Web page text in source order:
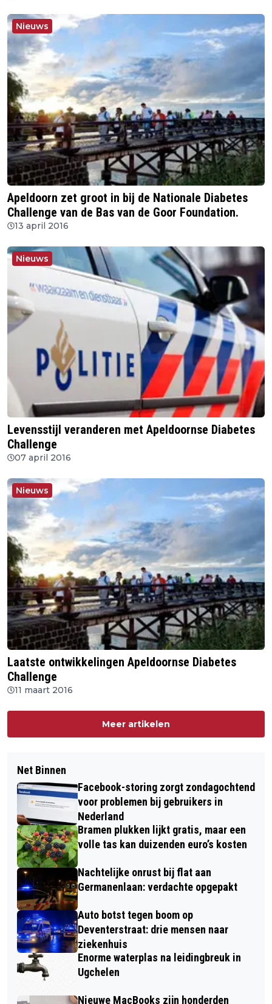
Nieuws
Apeldoorn zet groot in bij de Nationale Diabetes
Challenge van de Bas van de Goor Foundation.
13 april 2016
Nieuws
Levensstijl veranderen met Apeldoornse Diabetes
Challenge
07 april 2016
Nieuws
Laatste ontwikkelingen Apeldoornse Diabetes
Challenge
11 maart 2016
Meer artikelen
Net Binnen
Facebook-storing zorgt zondagochtend
voor problemen bij gebruikers in
Nederland
Bramen plukken lijkt gratis, maar een
volle tas kan duizenden euro’s kosten
Nachtelijke onrust bij flat aan
Germanenlaan: verdachte opgepakt
Auto botst tegen boom op
Deventerstraat: drie mensen naar
ziekenhuis
Enorme waterplas na leidingbreuk in
Ugchelen
Nieuwe MacBooks zijn honderden